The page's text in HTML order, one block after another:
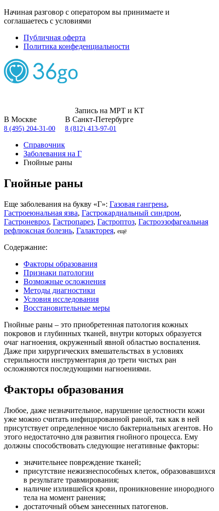
Начиная разговор с оператором вы принимаете и
соглашаетесь с условиями
Публичная оферта
Политика конфеденциальности
Запись на МРТ и КТ
В Москве
8 (495) 204-31-00
В Санкт-Петербурге
8 (812) 413-97-01
Справочник
Заболевания на Г
Гнойные раны
Гнойные раны
Еще заболевания на букву «Г»: Газовая гангрена,
Гастроеюнальная язва, Гастрокардиальный синдром,
Гастроневроз, Гастропарез, Гастроптоз, Гастроэзофагеальная
рефлюксная болезнь, Галакторея, ещё
Содержание:
Факторы образования
Признаки патологии
Возможные осложнения
Методы диагностики
Условия исследования
Восстановительные меры
Гнойные раны – это приобретенная патология кожных
покровов и глубинных тканей, внутри которых образуется
очаг нагноения, окруженный явной областью воспаления.
Даже при хирургических вмешательствах в условиях
стерильности инструментария до трети чистых ран
осложняются последующими нагноениями.
Факторы образования
Любое, даже незначительное, нарушение целостности кожи
уже можно считать инфицированной раной, так как в ней
присутствует определенное число бактериальных агентов. Но
этого недостаточно для развития гнойного процесса. Ему
должны способствовать следующие негативные факторы:
значительнее повреждение тканей;
присутствие нежизнеспособных клеток, образовавшихся
в результате травмирования;
наличие излившейся крови, проникновение инородного
тела на момент ранения;
достаточный объем занесенных патогенов.